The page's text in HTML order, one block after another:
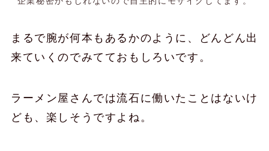
まるで腕が何本もあるかのように、どんどん出
来ていくのでみてておもしろいです。
ラーメン屋さんでは流石に働いたことはないけ
ども、楽しそうですよね。